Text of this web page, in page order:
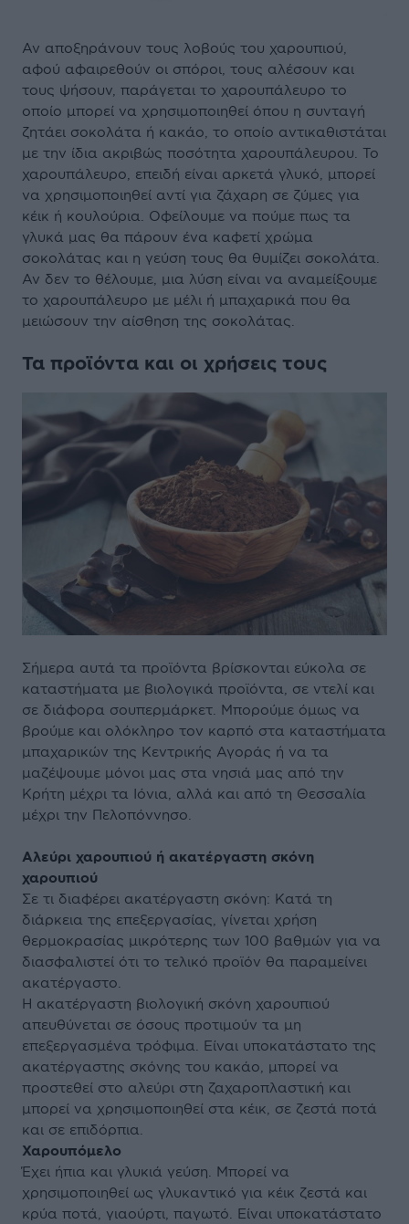
Αν αποξηράνουν τους λοβούς του χαρουπιού,
αφού αφαιρεθούν οι σπόροι, τους αλέσουν και
τους ψήσουν, παράγεται το χαρουπάλευρο το
οποίο μπορεί να χρησιμοποιηθεί όπου η συνταγή
ζητάει σοκολάτα ή κακάο, το οποίο αντικαθιστάται
με την ίδια ακριβώς ποσότητα χαρουπάλευρου. Το
χαρουπάλευρο, επειδή είναι αρκετά γλυκό, μπορεί
να χρησιμοποιηθεί αντί για ζάχαρη σε ζύμες για
κέικ ή κουλούρια. Οφείλουμε να πούμε πως τα
γλυκά μας θα πάρουν ένα καφετί χρώμα
σοκολάτας και η γεύση τους θα θυμίζει σοκολάτα.
Αν δεν το θέλουμε, μια λύση είναι να αναμείξουμε
το χαρουπάλευρο με μέλι ή μπαχαρικά που θα
μειώσουν την αίσθηση της σοκολάτας.
Τα προϊόντα και οι χρήσεις τους
Σήμερα αυτά τα προϊόντα βρίσκονται εύκολα σε
καταστήματα με βιολογικά προϊόντα, σε ντελί και
σε διάφορα σουπερμάρκετ. Μπορούμε όμως να
βρούμε και ολόκληρο τον καρπό στα καταστήματα
μπαχαρικών της Κεντρικής Αγοράς ή να τα
μαζέψουμε μόνοι μας στα νησιά μας από την
Κρήτη μέχρι τα Ιόνια, αλλά και από τη Θεσσαλία
μέχρι την Πελοπόννησο.
Αλεύρι χαρουπιού ή ακατέργαστη σκόνη
χαρουπιού
Σε τι διαφέρει ακατέργαστη σκόνη: Κατά τη
διάρκεια της επεξεργασίας, γίνεται χρήση
θερμοκρασίας μικρότερης των 100 βαθμών για να
διασφαλιστεί ότι το τελικό προϊόν θα παραμείνει
ακατέργαστο.
Η ακατέργαστη βιολογική σκόνη χαρουπιού
απευθύνεται σε όσους προτιμούν τα μη
επεξεργασμένα τρόφιμα. Είναι υποκατάστατο της
ακατέργαστης σκόνης του κακάο, μπορεί να
προστεθεί στο αλεύρι στη ζαχαροπλαστική και
μπορεί να χρησιμοποιηθεί στα κέικ, σε ζεστά ποτά
και σε επιδόρπια.
Χαρουπόμελο
Έχει ήπια και γλυκιά γεύση. Μπορεί να
χρησιμοποιηθεί ως γλυκαντικό για κέικ ζεστά και
κρύα ποτά, γιαούρτι, παγωτό. Είναι υποκατάστατο